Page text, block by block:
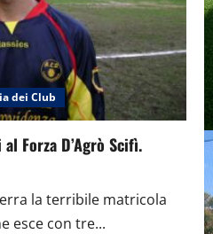
dei Club
Forza D’Agrò Scifì.
la terribile matricola
esce con tre...